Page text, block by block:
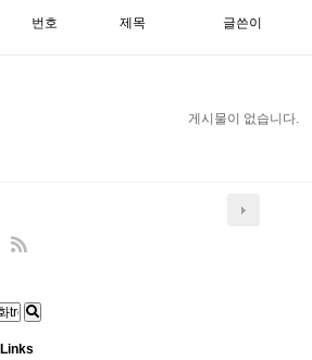
번호 제목 글쓴이
게시물이 없습니다.
Links